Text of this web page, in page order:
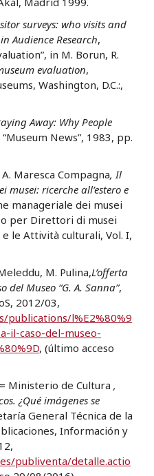
surveys: who visits and
Audience Research,
in M. Borun, R.
evaluation,
Washington, D.C.:,
Away: Why People
“Museum News”, 1983, pp.
Maresca Compagna, Il
musei: ricerche all’estero e
manageriale dei musei
per Direttori di musei
le Attività culturali, Vol. I,
M. Pulina,L’offerta
Museo “G. A. Sanna”,
2012/03,
publications/l%E2%80%9
il-caso-del-museo-
, (último acceso
Ministerio de Cultura ,
¿Qué imágenes se
General Técnica de la
Información y
publiventa/detalle.actio